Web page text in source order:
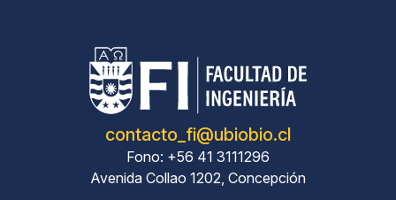
contacto_fi@ubiobio.cl
Fono: +56 41 3111296
Avenida Collao 1202, Concepción